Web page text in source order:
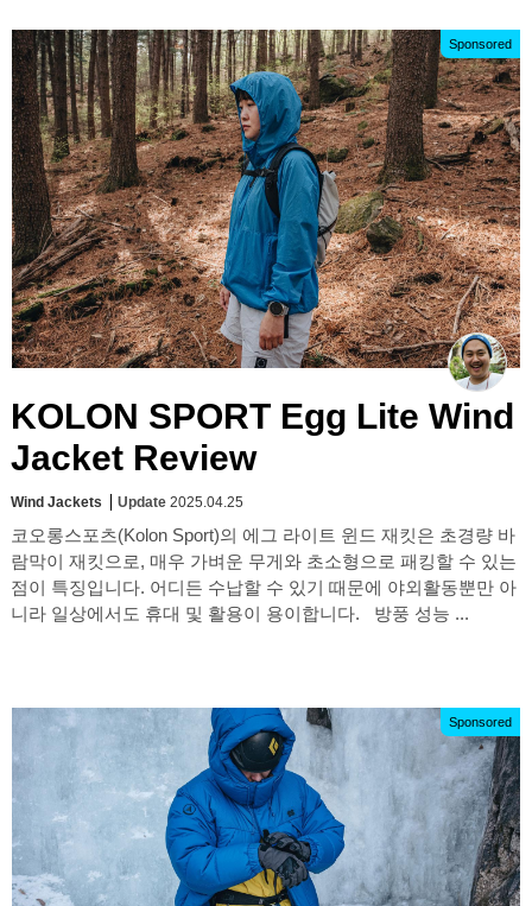
Sponsored
KOLON SPORT Egg Lite Wind
Jacket Review
Wind Jackets Update 2025.04.25
코오롱스포츠(Kolon Sport)의 에그 라이트 윈드 재킷은 초경량 바
람막이 재킷으로, 매우 가벼운 무게와 초소형으로 패킹할 수 있는
점이 특징입니다. 어디든 수납할 수 있기 때문에 야외활동뿐만 아
니라 일상에서도 휴대 및 활용이 용이합니다. 방풍 성능 ...
Sponsored